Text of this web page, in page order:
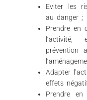
Eviter les
au danger ;
Prendre en
prévention
Adapter
effets
Prendre en